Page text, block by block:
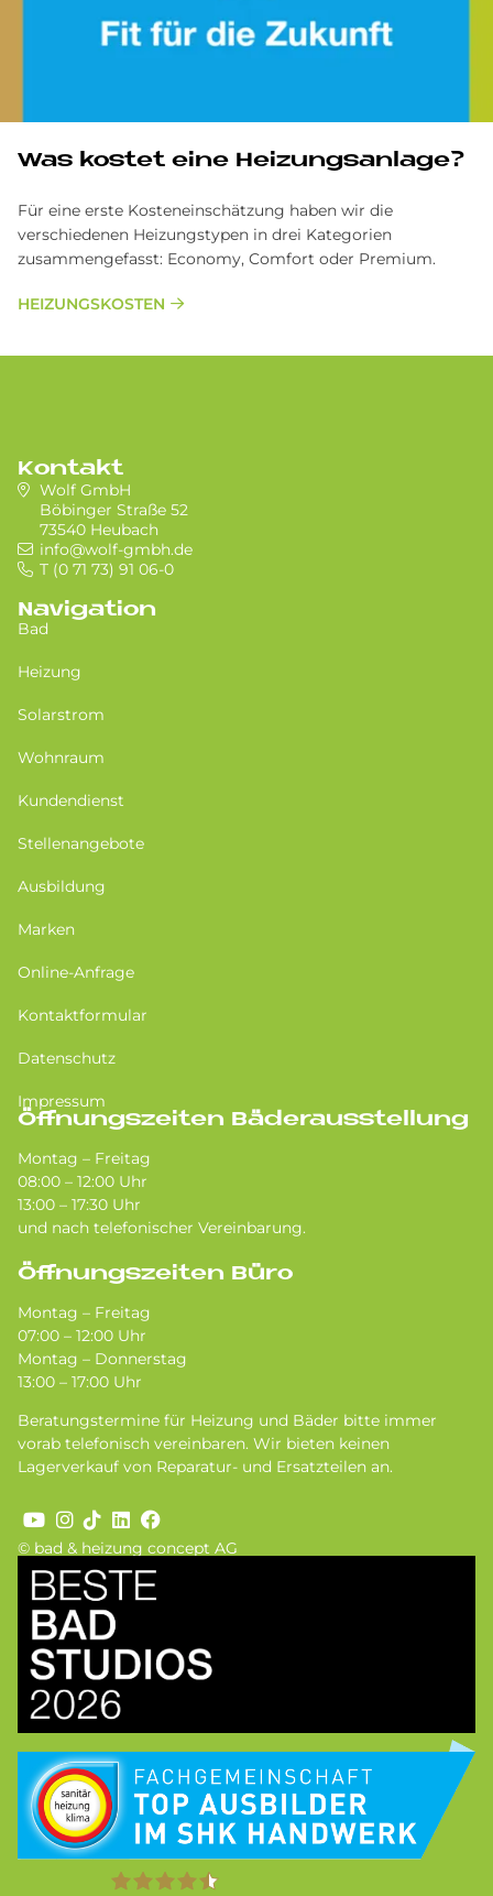
Was kostet eine Heizungsanlage?
Für eine erste Kosteneinschätzung haben wir die
verschiedenen Heizungstypen in drei Kategorien
zusammengefasst: Economy, Comfort oder Premium.
HEIZUNGSKOSTEN
© bad & heizung concept AG
Kontakt
Wolf GmbH
Böbinger Straße 52
73540 Heubach
info@wolf-gmbh.de
T (0 71 73) 91 06-0
Navigation
Bad
Heizung
Solarstrom
Wohnraum
Kundendienst
Stellenangebote
Ausbildung
Marken
Online-Anfrage
Kontaktformular
Datenschutz
Impressum
Öffnungszeiten Bäderausstellung
Montag – Freitag
08:00 – 12:00 Uhr
13:00 – 17:30 Uhr
und nach telefonischer Vereinbarung.
Öffnungszeiten Büro
Montag – Freitag
07:00 – 12:00 Uhr
Montag – Donnerstag
13:00 – 17:00 Uhr
Beratungstermine für Heizung und Bäder bitte immer
vorab telefonisch vereinbaren. Wir bieten keinen
Lagerverkauf von Reparatur- und Ersatzteilen an.